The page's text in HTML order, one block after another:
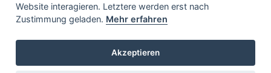
TV
Website interagieren. Letztere werden erst nach
Zustimmung geladen. Mehr erfahren
Akzeptieren